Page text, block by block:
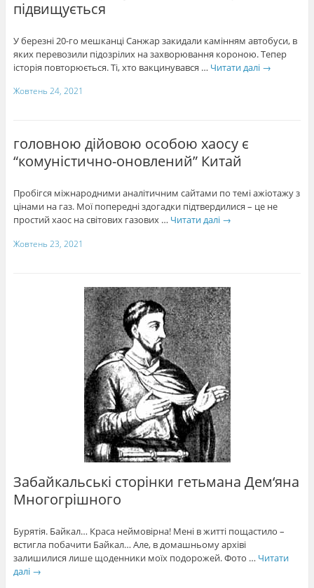
підвищується
У березні 20-го мешканці Санжар закидали камінням автобуси, в
яких перевозили підозрілих на захворювання короною. Тепер
історія повторюється. Ті, хто вакцинувався … Читати далі →
Жовтень 24, 2021
головною дійовою особою хаосу є
“комуністично-оновлений” Китай
Пробігся міжнародними аналітичним сайтами по темі ажіотажу з
цінами на газ. Мої попередні здогадки підтвердилися – це не
простий хаос на світових газових … Читати далі →
Жовтень 23, 2021
Забайкальські сторінки гетьмана Дем‘яна
Многогрішного
Бурятія. Байкал… Краса неймовірна! Мені в житті пощастило –
встигла побачити Байкал… Але, в домашньому архіві
залишилися лише щоденники моїх подорожей. Фото … Читати
далі →